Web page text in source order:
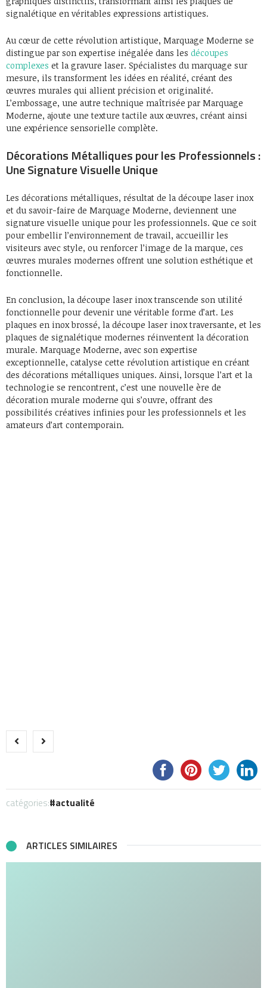
signalétique en véritables expressions artistiques.
Au cœur de cette révolution artistique, Marquage Moderne se
distingue par son expertise inégalée dans les découpes
complexes et la gravure laser. Spécialistes du marquage sur
mesure, ils transforment les idées en réalité, créant des
œuvres murales qui allient précision et originalité.
L’embossage, une autre technique maîtrisée par Marquage
Moderne, ajoute une texture tactile aux œuvres, créant ainsi
une expérience sensorielle complète.
Décorations Métalliques pour les Professionnels :
Une Signature Visuelle Unique
Les décorations métalliques, résultat de la découpe laser inox
et du savoir-faire de Marquage Moderne, deviennent une
signature visuelle unique pour les professionnels. Que ce soit
pour embellir l’environnement de travail, accueillir les
visiteurs avec style, ou renforcer l’image de la marque, ces
œuvres murales modernes offrent une solution esthétique et
fonctionnelle.
En conclusion, la découpe laser inox transcende son utilité
fonctionnelle pour devenir une véritable forme d’art. Les
plaques en inox brossé, la découpe laser inox traversante, et les
plaques de signalétique modernes réinventent la décoration
murale. Marquage Moderne, avec son expertise
exceptionnelle, catalyse cette révolution artistique en créant
des décorations métalliques uniques. Ainsi, lorsque l’art et la
technologie se rencontrent, c’est une nouvelle ère de
décoration murale moderne qui s’ouvre, offrant des
possibilités créatives infinies pour les professionnels et les
amateurs d’art contemporain.
catégories: actualité
ARTICLES SIMILAIRES